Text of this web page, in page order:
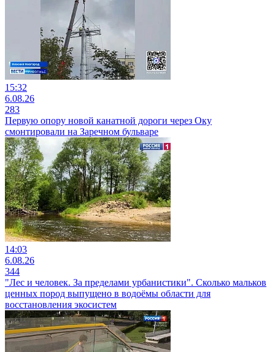
15:32
6.08.26
283
Первую опору новой канатной дороги через Оку
смонтировали на Заречном бульваре
14:03
6.08.26
344
"Лес и человек. За пределами урбанистики". Сколько мальков
ценных пород выпущено в водоёмы области для
восстановления экосистем